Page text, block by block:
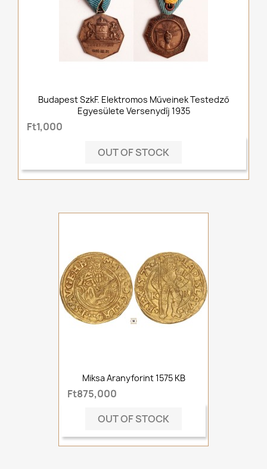
Budapest SzkF. Elektromos Műveinek Testedző
Egyesülete Versenydíj 1935
Ft1,000
OUT OF STOCK
Miksa Aranyforint 1575 KB
Ft875,000
OUT OF STOCK